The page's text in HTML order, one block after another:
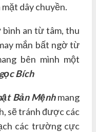
dây chuyền.
an từ tâm, thu
mắn bất ngờ từ
bên mình một
Bích
Bản Mệnhmang
sẽ tránh được các
các trường cực